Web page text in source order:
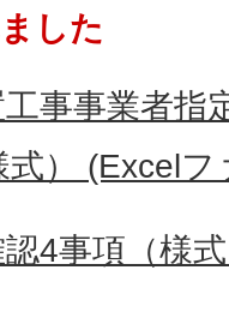
した
事事業者指
式） (Excel
4事項（様